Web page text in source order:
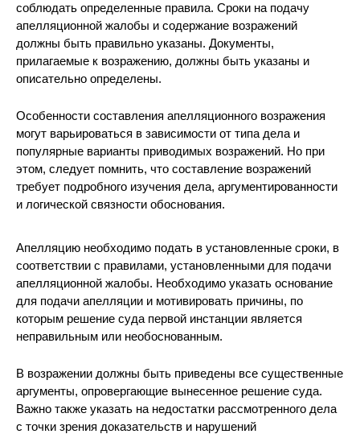
соблюдать определенные правила. Сроки на подачу
апелляционной жалобы и содержание возражений
должны быть правильно указаны. Документы,
прилагаемые к возражению, должны быть указаны и
описательно определены.
Особенности составления апелляционного возражения
могут варьироваться в зависимости от типа дела и
популярные варианты приводимых возражений. Но при
этом, следует помнить, что составление возражений
требует подробного изучения дела, аргументированности
и логической связности обоснования.
Апелляцию необходимо подать в установленные сроки, в
соответствии с правилами, установленными для подачи
апелляционной жалобы. Необходимо указать основание
для подачи апелляции и мотивировать причины, по
которым решение суда первой инстанции является
неправильным или необоснованным.
В возражении должны быть приведены все существенные
аргументы, опровергающие вынесенное решение суда.
Важно также указать на недостатки рассмотренного дела
с точки зрения доказательств и нарушений